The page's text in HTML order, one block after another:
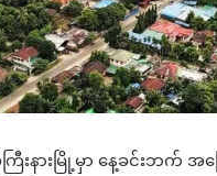
းနားမြို့မှာ နေ့ခင်းဘက် အ